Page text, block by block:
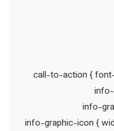
.info-graphic-icon {